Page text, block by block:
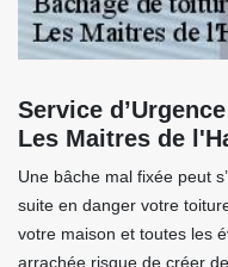
Service
Les Maitres de
Une bâche mal fixée peut
suite en danger votre
votre maison et toutes les
arrachée risque de créer